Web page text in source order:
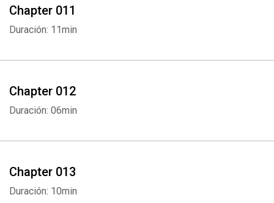
Chapter 011
Duración: 11min
Chapter 012
Duración: 06min
Chapter 013
Duración: 10min